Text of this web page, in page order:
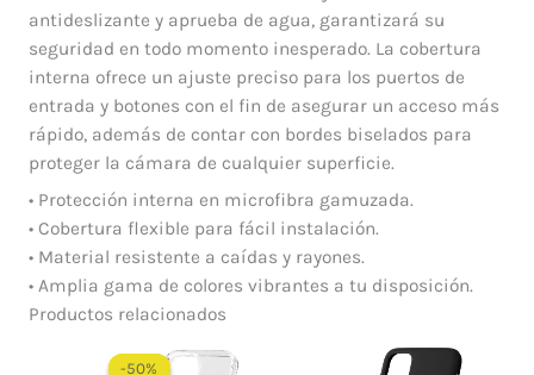
antideslizante y aprueba de agua, garantizará su
seguridad en todo momento inesperado. La cobertura
interna ofrece un ajuste preciso para los puertos de
entrada y botones con el fin de asegurar un acceso más
rápido, además de contar con bordes biselados para
proteger la cámara de cualquier superficie.
• Protección interna en microfibra gamuzada.
• Cobertura flexible para fácil instalación.
• Material resistente a caídas y rayones.
• Amplia gama de colores vibrantes a tu disposición.
Productos relacionados
-50%
-50%
de